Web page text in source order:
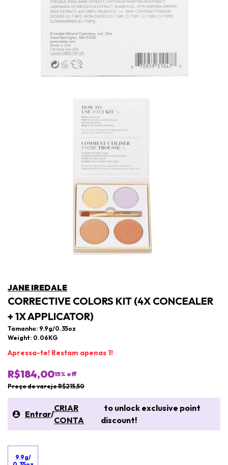
JANE IREDALE
CORRECTIVE COLORS KIT (4X CONCEALER
+ 1X APPLICATOR)
Tamanho: 9.9g/0.35oz
Weight: 0.06KG
Apressa-te! Restam apenas 1!
R$184,0015% off
Preço de varejo R$215,50
Entrar/
CRIAR
CONTA
to unlock exclusive point
discount!
9.9g/